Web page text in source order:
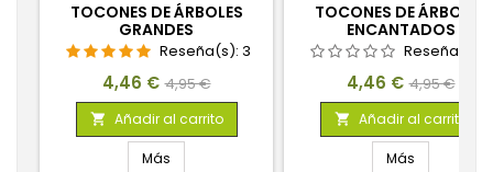
TOCONES DE ÁRBOLES
GRANDES
Reseña(s): 3
Precio
4,46 € Precio
base
4,95 €
 Añadir al carrito
Más
TOCONES DE ÁRBOLES
ENCANTADOS
Reseña(s):
Precio
4,46 € Precio
base
4,95 €
 Añadir al carrito
Más